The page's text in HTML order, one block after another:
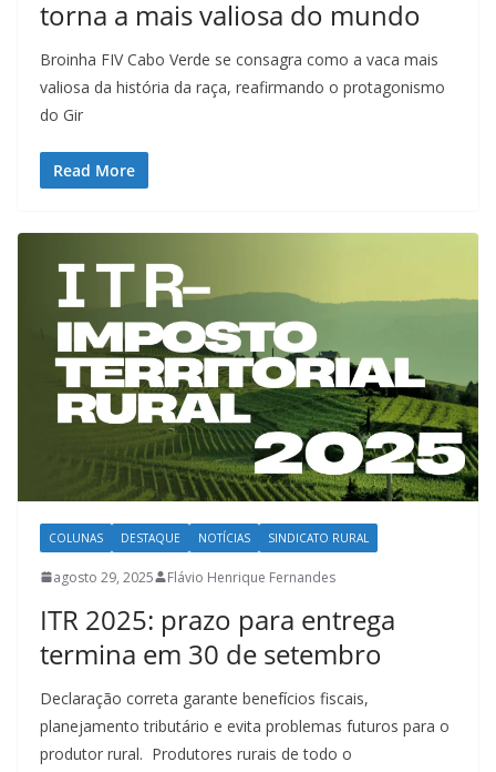
torna a mais valiosa do mundo
Broinha FIV Cabo Verde se consagra como a vaca mais
valiosa da história da raça, reafirmando o protagonismo
do Gir
Read More
COLUNAS DESTAQUE NOTÍCIAS SINDICATO RURAL
agosto 29, 2025 Flávio Henrique Fernandes
ITR 2025: prazo para entrega
termina em 30 de setembro
Declaração correta garante benefícios fiscais,
planejamento tributário e evita problemas futuros para o
produtor rural. Produtores rurais de todo o